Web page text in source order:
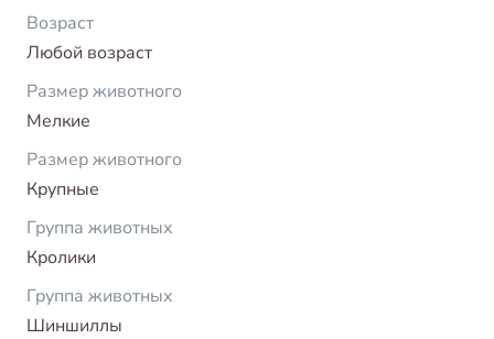
Возраст
Любой возраст
Размер животного
Мелкие
Размер животного
Крупные
Группа животных
Кролики
Группа животных
Шиншиллы